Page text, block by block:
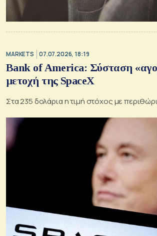
MARKETS 07.07.2026, 18:19
Bank of America: Σύσταση
μετοχή της SpaceX
Στα 235 δολάρια η τιμή στόχος με